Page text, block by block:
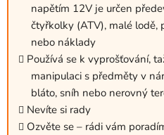
napětím 12V je určen
čtyřkolky (ATV), malé lodě,
nebo náklady
Používá se k vyprošťování,
manipulaci s předměty v
bláto, sníh nebo nerovný
Nevíte si rady
Ozvěte se – rádi vám